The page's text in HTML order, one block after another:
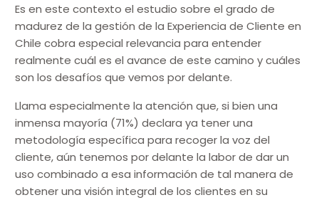
Es en este contexto el estudio sobre el grado de
madurez de la gestión de la Experiencia de Cliente en
Chile cobra especial relevancia para entender
realmente cuál es el avance de este camino y cuáles
son los desafíos que vemos por delante.
Llama especialmente la atención que, si bien una
inmensa mayoría (71%) declara ya tener una
metodología específica para recoger la voz del
cliente, aún tenemos por delante la labor de dar un
uso combinado a esa información de tal manera de
obtener una visión integral de los clientes en su